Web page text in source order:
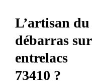
L’artisan du
débarras sur
entrelacs
73410 ?